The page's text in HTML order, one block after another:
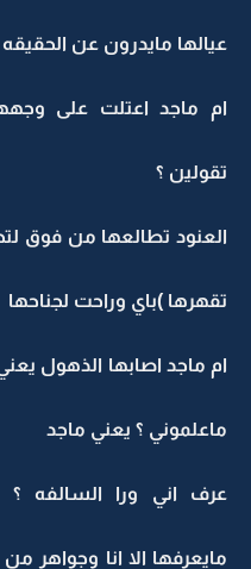
عيالها مايدرون عن الحقيقه
ام ماجد اعتلت على
تقولين ؟
العنود تطالعها من فوق
تقهرها )باي وراحت لجناحها
ام ماجد اصابها الذهول
ماعلموني ؟ يعني ماجد
عرف اني ورا السالفه
مايعرفها الا انا وجواهر